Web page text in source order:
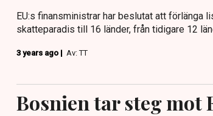
EU:s finansministrar har beslutat att förlänga
skatteparadis till 16 länder, från tidigare 12
3 years ago | Av: TT
Bosnien tar steg mot